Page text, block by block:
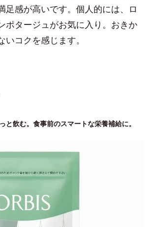
足感が高いです。個人的には、ロ
ポタージュがお気に入り。おきか
いコクを感じます。
と飲む。食事前のスマートな栄養補給に。